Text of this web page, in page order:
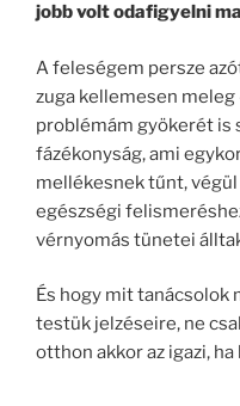
jobb volt odafigyelni
A feleségem persze
zuga kellemesen meleg
problémám gyökerét is
fázékonyság, ami
mellékesnek tűnt,
egészségi
vérnyomás tünetei
És hogy mit tanácsolok
testük jelzéseire, ne
otthon akkor az igazi,